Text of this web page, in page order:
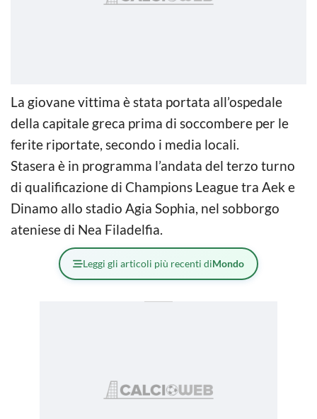
La giovane vittima è stata portata all’ospedale
della capitale greca prima di soccombere per le
ferite riportate, secondo i media locali.
Stasera è in programma l’andata del terzo turno
di qualificazione di Champions League tra Aek e
Dinamo allo stadio Agia Sophia, nel sobborgo
ateniese di Nea Filadelfia.
Leggi gli articoli più recenti diMondo